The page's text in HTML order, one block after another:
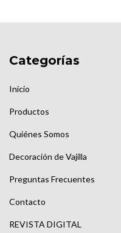
Categorías
Inicio
Productos
Quiénes Somos
Decoración de Vajilla
Preguntas Frecuentes
Contacto
REVISTA DIGITAL